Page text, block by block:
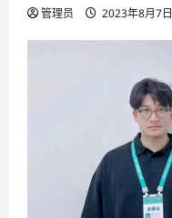
管理员 2023年8月7日